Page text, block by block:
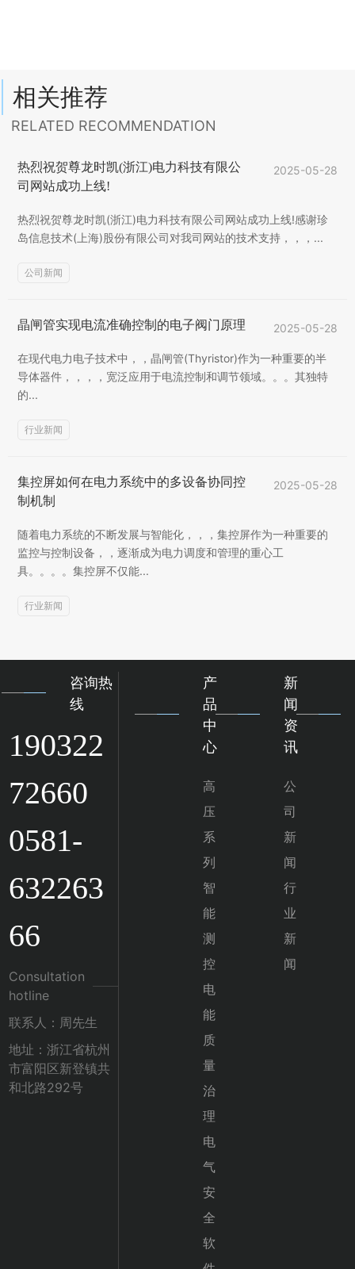
相关推荐
RELATED RECOMMENDATION
热烈祝贺尊龙时凯(浙江)电力科技有限公
司网站成功上线!
2025-05-28
热烈祝贺尊龙时凯(浙江)电力科技有限公司网站成功上线!感谢珍
岛信息技术(上海)股份有限公司对我司网站的技术支持，，，...
公司新闻
晶闸管实现电流准确控制的电子阀门原理 2025-05-28
在现代电力电子技术中，，晶闸管(Thyristor)作为一种重要的半
导体器件，，，，宽泛应用于电流控制和调节领域。。。其独特
的...
行业新闻
集控屏如何在电力系统中的多设备协同控
制机制
2025-05-28
随着电力系统的不断发展与智能化，，，集控屏作为一种重要的
监控与控制设备，，逐渐成为电力调度和管理的重心工
具。。。。集控屏不仅能...
行业新闻
咨询热
线
190322
72660
0581-
632263
66
Consultation
hotline
联系人：周先生
地址：浙江省杭州
市富阳区新登镇共
和北路292号
产
品
中
心
高
压
系
列
智
能
测
控
电
能
质
量
治
理
电
气
安
全
软
新
闻
资
讯
公
司
新
闻
行
业
新
闻